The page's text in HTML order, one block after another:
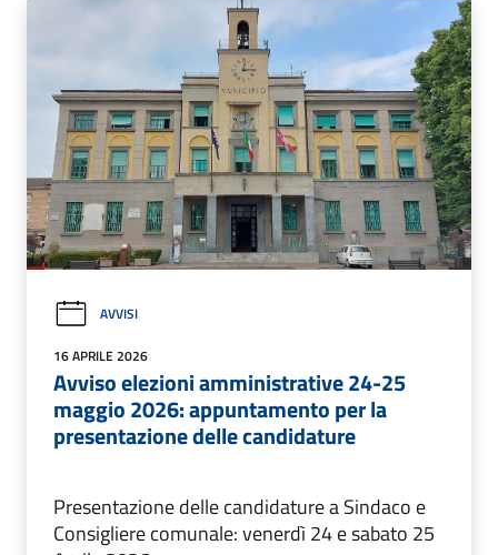
AVVISI
16 APRILE 2026
Avviso elezioni amministrative 24-25
maggio 2026: appuntamento per la
presentazione delle candidature
Presentazione delle candidature a Sindaco e
Consigliere comunale: venerdì 24 e sabato 25